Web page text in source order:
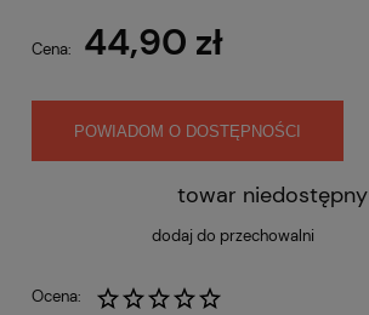
Cena: 44,90 zł
POWIADOM O DOSTĘPNOŚCI
towar niedostępny
dodaj do przechowalni
Ocena: